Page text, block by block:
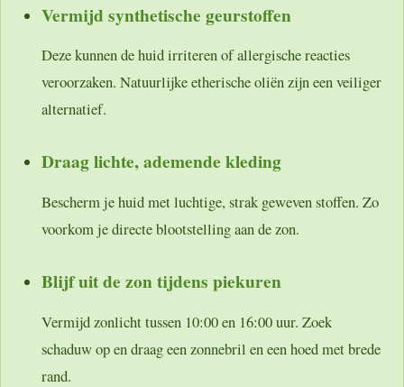
Vermijd synthetische geurstoffen
Deze kunnen de huid irriteren of allergische reacties
veroorzaken. Natuurlijke etherische oliën zijn een veiliger
alternatief.
Draag lichte, ademende kleding
Bescherm je huid met luchtige, strak geweven stoffen. Zo
voorkom je directe blootstelling aan de zon.
Blijf uit de zon tijdens piekuren
Vermijd zonlicht tussen 10:00 en 16:00 uur. Zoek
schaduw op en draag een zonnebril en een hoed met brede
rand.